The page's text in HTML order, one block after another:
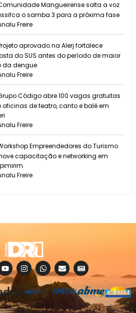
Mangueirense solta a voz
o samba 3 para a próxima fase
Freire
aprovado na Alerj fortalece
do SUS antes do período de maior
da dengue
Freire
Código abre 100 vagas gratuitas
oficinas de teatro, canto e balé em
Freire
Empreendedores do Turismo
capacitação e networking em
Freire